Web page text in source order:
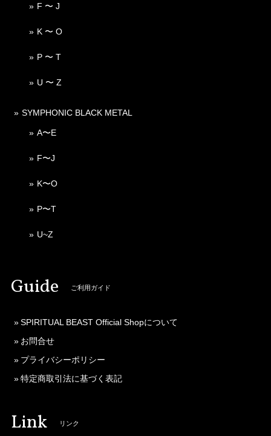
F 〜 J
K 〜 O
P 〜 T
U 〜 Z
SYMPHONIC BLACK METAL
A〜E
F〜J
K〜O
P〜T
U~Z
Guide ご利用ガイド
SPIRITUAL BEAST Official Shopについて
お問合せ
プライバシーポリシー
特定商取引法に基づく表記
Link リンク